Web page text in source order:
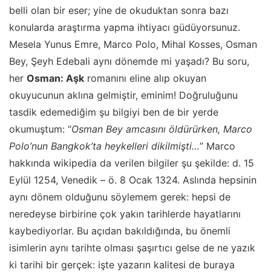
belli olan bir eser; yine de okuduktan sonra bazı
konularda araştırma yapma ihtiyacı güdüyorsunuz.
Mesela Yunus Emre, Marco Polo, Mihal Kosses, Osman
Bey, Şeyh Edebali aynı dönemde mi yaşadı? Bu soru,
her Osman: Aşk romanını eline alıp okuyan
okuyucunun aklına gelmiştir, eminim! Doğruluğunu
tasdik edemediğim şu bilgiyi ben de bir yerde
okumuştum: “Osman Bey amcasını öldürürken, Marco
Polo’nun Bangkok’ta heykelleri dikilmişti…” Marco
hakkında wikipedia da verilen bilgiler şu şekilde: d. 15
Eylül 1254, Venedik – ö. 8 Ocak 1324. Aslında hepsinin
aynı dönem olduğunu söylemem gerek: hepsi de
neredeyse birbirine çok yakın tarihlerde hayatlarını
kaybediyorlar. Bu açıdan bakıldığında, bu önemli
isimlerin aynı tarihte olması şaşırtıcı gelse de ne yazık
ki tarihi bir gerçek: işte yazarın kalitesi de buraya